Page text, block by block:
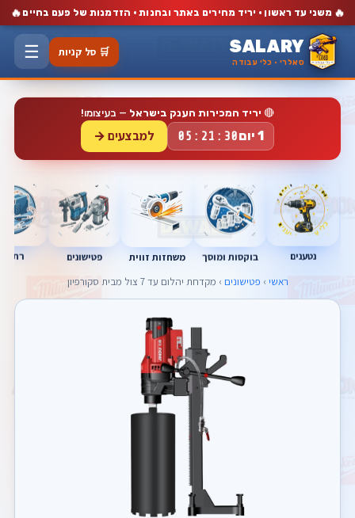
🔥 משני עד ראשון · יריד מחירים באתר ובחנות · הזדמנות של פעם בחיים 🔥
SALARY
סאלרי · כלי עבודה
🛒 סל קניות ☰
🔴 יריד המכירות הענק בישראל — בעיצומו!
1 יום 05:21:29 למבצעים →
נטענים בוקסות ומוסך משחזות זווית פטישונים
ראשי › פטישונים › מקדחת יהלום עד 7 צול מבית סקורפיון